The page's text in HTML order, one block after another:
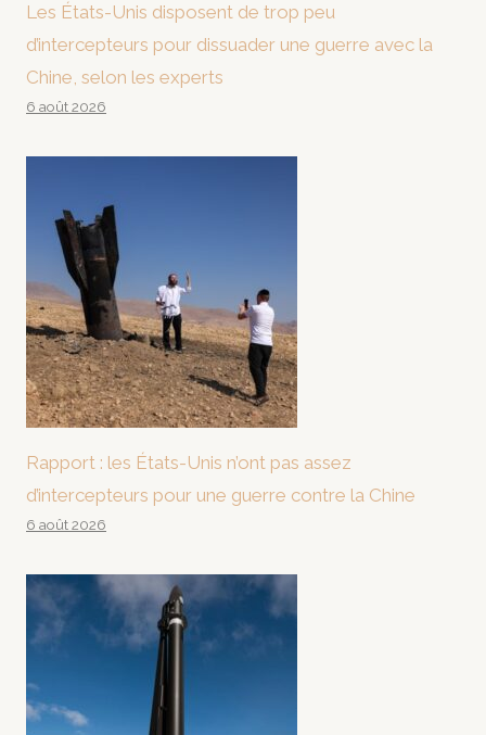
Les États-Unis disposent de trop peu
d’intercepteurs pour dissuader une guerre avec la
Chine, selon les experts
6 août 2026
Rapport : les États-Unis n’ont pas assez
d’intercepteurs pour une guerre contre la Chine
6 août 2026